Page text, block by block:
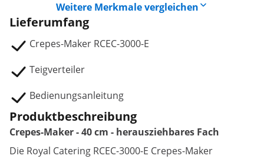
Weitere Merkmale vergleichen
Lieferumfang
Crepes-Maker RCEC-3000-E
Teigverteiler
Bedienungsanleitung
Produktbeschreibung
Crepes-Maker - 40 cm - herausziehbares Fach
Die Royal Catering RCEC-3000-E Crepes-Maker